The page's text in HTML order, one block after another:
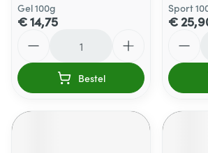
Gel 100g
€ 14,75
Bestel
Sport
€